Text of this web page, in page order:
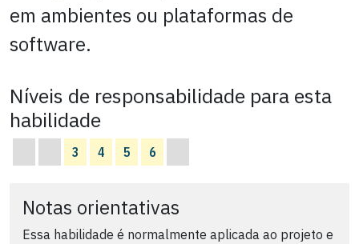
em ambientes ou plataformas de
software.
Níveis de responsabilidade para esta
habilidade
3 4 5 6
Notas orientativas
Essa habilidade é normalmente aplicada ao projeto e